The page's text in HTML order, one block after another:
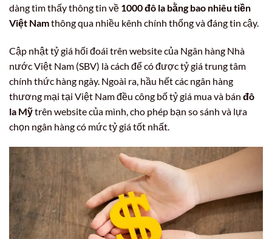
dàng tìm thấy thông tin về 1000 đô la bằng bao nhiêu tiền
Việt Namthông qua nhiều kênh chính thống và đáng tin cậy.
Cập nhật tỷ giá hối đoái trên website của Ngân hàng Nhà
nước Việt Nam (SBV) là cách để có được tỷ giá trung tâm
chính thức hàng ngày. Ngoài ra, hầu hết các ngân hàng
thương mại tại Việt Nam đều công bố tỷ giá mua và bán đô
la Mỹtrên website của mình, cho phép bạn so sánh và lựa
chọn ngân hàng có mức tỷ giá tốt nhất.